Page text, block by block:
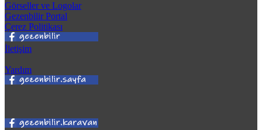
Görseller ve Logolar
Gezenbilir Portal
Çerez Politikası
İletişim
Yardım